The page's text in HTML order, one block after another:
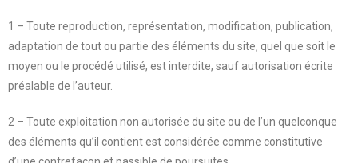
1 – Toute reproduction, représentation, modification, publication,
adaptation de tout ou partie des éléments du site, quel que soit le
moyen ou le procédé utilisé, est interdite, sauf autorisation écrite
préalable de l’auteur.
2 – Toute exploitation non autorisée du site ou de l’un quelconque
des éléments qu’il contient est considérée comme constitutive